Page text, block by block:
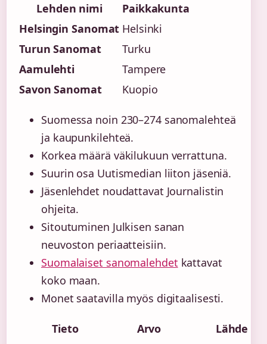
Lehden nimi
Paikkakunta
Helsingin Sanomat Helsinki
Turun Sanomat
Turku
Aamulehti
Tampere
Savon Sanomat
Kuopio
Suomessa noin 230–274 sanomalehteä
ja kaupunkilehteä.
Korkea määrä väkilukuun verrattuna.
Suurin osa Uutismedian liiton jäseniä.
Jäsenlehdet noudattavat Journalistin
ohjeita.
Sitoutuminen Julkisen sanan
neuvoston periaatteisiin.
Suomalaiset sanomalehdet kattavat
koko maan.
Monet saatavilla myös digitaalisesti.
Tieto Arvo
Lähde